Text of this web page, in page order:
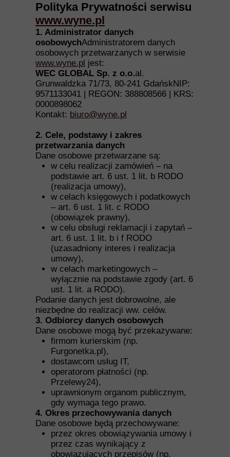
Polityka Prywatności serwisu
www.wyne.pl
1. Administrator danych
osobowychAdministratorem danych
osobowych przetwarzanych w serwisie
www.wyne.pl jest:
WEC GLOBAL Sp. z o.o.al.
Grunwaldzka 71/73, 80-241 GdańskNIP:
9571133041 | REGON: 388808566 | KRS:
0000898062
Kontakt: biuro@wyne.pl
2. Cele, podstawy i zakres
przetwarzania danych
Dane osobowe przetwarzane są:
w celu realizacji zamówień – na
podstawie art. 6 ust. 1 lit. b RODO
(realizacja umowy),
w celach księgowych i podatkowych
– art. 6 ust. 1 lit. c RODO
(obowiązek prawny),
w celu obsługi reklamacji i zapytań –
art. 6 ust. 1 lit. b i f RODO
(uzasadniony interes i realizacja
umowy),
w celach marketingowych –
wyłącznie na podstawie zgody (art. 6
ust. 1 lit. a RODO).
Podanie danych jest dobrowolne, ale
niezbędne do realizacji ww. celów.
3. Odbiorcy danych osobowych
Dane osobowe mogą być przekazywane:
firmom kurierskim (np.
Furgonetka.pl),
dostawcom usług IT,
operatorom płatności (np.
Przelewy24),
uprawnionym organom publicznym,
gdy wymaga tego prawo.
4. Okres przechowywania danych
Dane osobowe będą przechowywane:
przez okres obowiązywania umowy i
przez czas wynikający z
obowiązujących przepisów (np.